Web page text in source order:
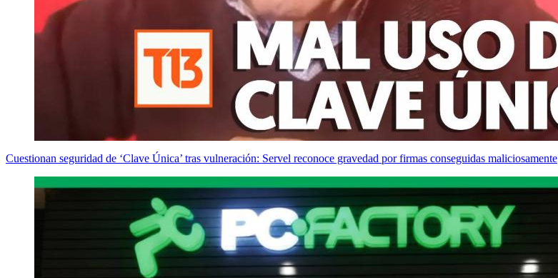
Cuestionan seguridad de ‘Clave Única’ tras vulneración: Servel reconoce gravedad por firmas conseguidas maliciosamente